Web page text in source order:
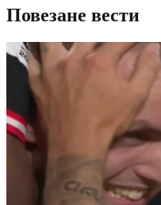
Повезане вести